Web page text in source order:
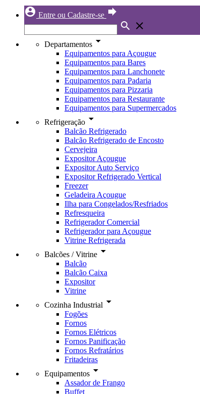
account_circle Entre ou Cadastre-se forward
search close
Departamentos arrow_drop_down
Equipamentos para Açougue
Equipamentos para Bares
Equipamentos para Lanchonete
Equipamentos para Padaria
Equipamentos para Pizzaria
Equipamentos para Restaurante
Equipamentos para Supermercados
Refrigeração arrow_drop_down
Balcão Refrigerado
Balcão Refrigerado de Encosto
Cervejeira
Expositor Açougue
Expositor Auto Serviço
Expositor Refrigerado Vertical
Freezer
Geladeira Açougue
Ilha para Congelados/Resfriados
Refresqueira
Refrigerador Comercial
Refrigerador para Açougue
Vitrine Refrigerada
Balcões / Vitrine arrow_drop_down
Balcão
Balcão Caixa
Expositor
Vitrine
Cozinha Industrial arrow_drop_down
Fogões
Fornos
Fornos Elétricos
Fornos Panificação
Fornos Refratários
Fritadeiras
Equipamentos arrow_drop_down
Assador de Frango
Buffet